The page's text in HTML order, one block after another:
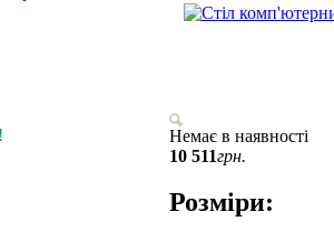
Немає в наявності
10 511грн.
Розміри: